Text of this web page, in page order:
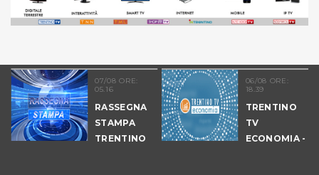
07/08 ORE:
05.16
RASSEGNA
STAMPA
TRENTINO
06/08 ORE:
18.39
TRENTINO
TV
ECONOMIA -